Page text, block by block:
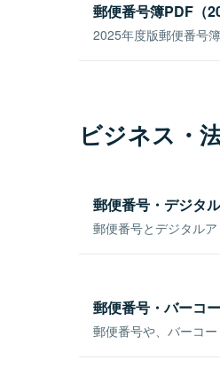
郵便番号簿PDF（
2025年度版郵便番号
ビジネス・
郵便番号・デジタ
郵便番号とデジタル
郵便番号・バーコ
郵便番号や、バーコ